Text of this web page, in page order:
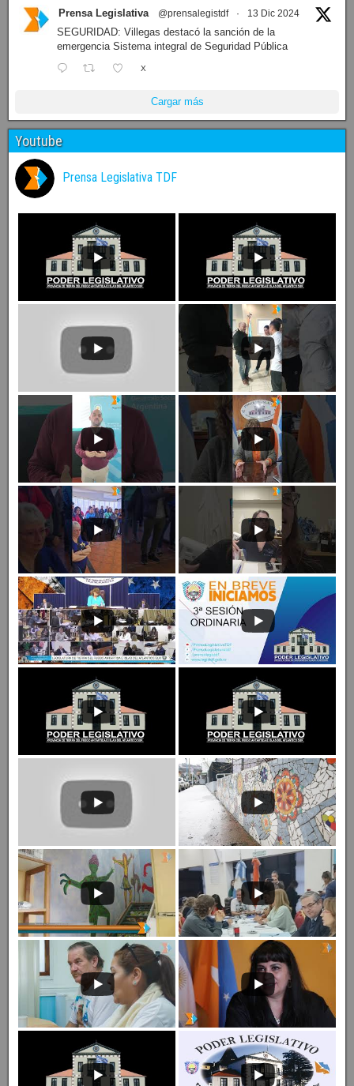
Prensa Legislativa @prensalegistdf · 13 Dic 2024
SEGURIDAD: Villegas destacó la sanción de la
emergencia Sistema integral de Seguridad Pública
X
Cargar más
Youtube
Prensa Legislativa TDF